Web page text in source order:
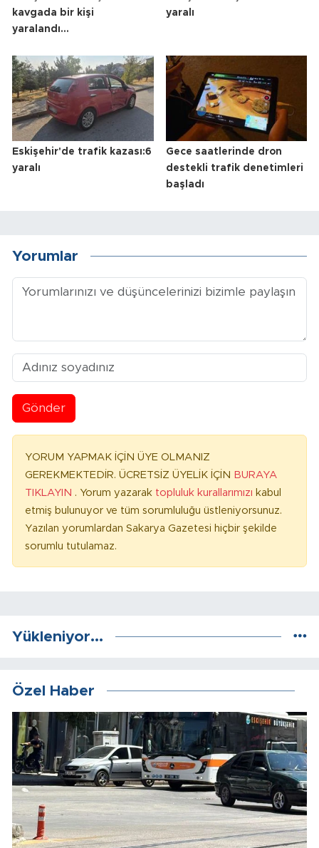
kavgada bir kişi
yaralandı...
yaralı
Eskişehir'de trafik kazası:6
yaralı
Gece saatlerinde dron
destekli trafik denetimleri
başladı
Yorumlar
Gönder
YORUM YAPMAK İÇİN ÜYE OLMANIZ
GEREKMEKTEDİR. ÜCRETSİZ ÜYELİK İÇİN BURAYA
TIKLAYIN . Yorum yazarak topluluk kurallarımızı kabul
etmiş bulunuyor ve tüm sorumluluğu üstleniyorsunuz.
Yazılan yorumlardan Sakarya Gazetesi hiçbir şekilde
sorumlu tutulamaz.
Yükleniyor...
Özel Haber